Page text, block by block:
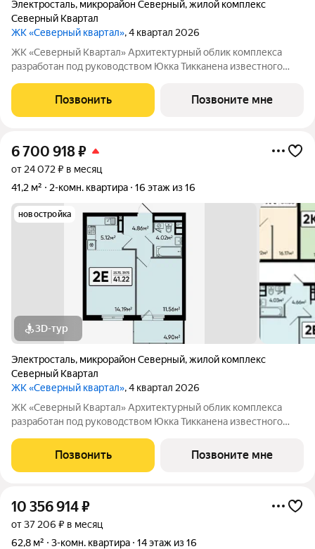
Электросталь, микрорайон Северный,жилой комплекс
Северный Квартал
ЖК «Северный квартал», 4 квартал 2026
ЖК «Северный Квартал» Архитектурный облик комплекса
разработан под руководством Юкка Тикканена известного
сочетании современного дизайна и северной эстетики. В
данном проекте Тикканен удачно
Позвонить Позвоните мне
6 700 918₽
от 24 072 ₽ в месяц
41,2 м²
2-комн. квартира 16 этаж из 16
новостройка
3D-тур
Электросталь, микрорайон Северный,жилой комплекс
Северный Квартал
ЖК «Северный квартал», 4 квартал 2026
ЖК «Северный Квартал» Архитектурный облик комплекса
разработан под руководством Юкка Тикканена известного
сочетании современного дизайна и северной эстетики. В
данном проекте Тикканен удачно
Позвонить Позвоните мне
10 356 914₽
от 37 206 ₽ в месяц
62,8 м²
3-комн. квартира 14 этаж из 16